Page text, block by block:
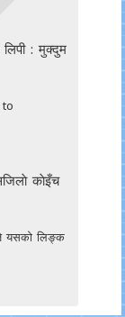
: मुक्दुम
to
काेइँच
यसको लिङ्क